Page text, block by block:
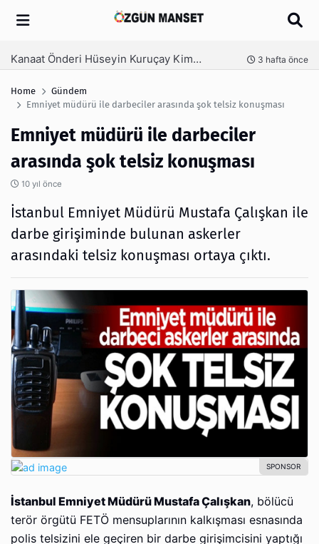
Arama
Kanaat Önderi Hüseyin Kuruçay Kimdir? 3 hafta önce
Home
Gündem
Emniyet müdürü ile darbeciler arasında şok telsiz konuşması
Emniyet müdürü ile darbeciler
arasında şok telsiz konuşması
10 yıl önce
İstanbul Emniyet Müdürü Mustafa Çalışkan ile
darbe girişiminde bulunan askerler
arasındaki telsiz konuşması ortaya çıktı.
İstanbul Emniyet Müdürü Mustafa Çalışkan, bölücü
terör örgütü FETÖ mensuplarının kalkışması esnasında
polis telsizini ele geçiren bir darbe girişimcisini yaptığı